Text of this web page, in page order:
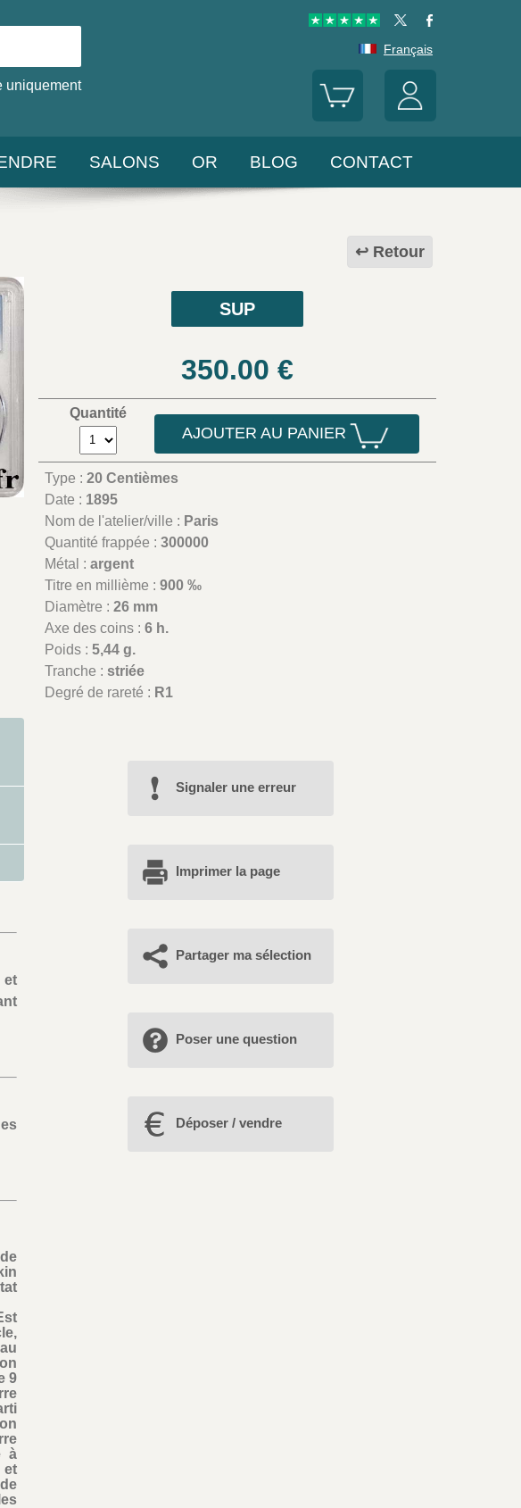
uniquement
Français
SALONS OR BLOG CONTACT
Retour
SUP
350.00 €
Quantité
AJOUTER AU PANIER
Type :20 Centièmes
Date : 1895
Nom de l'atelier/ville : Paris
Quantité frappée :300000
Métal :argent
Titre en millième :900 ‰
Diamètre :26 mm
Axe des coins :6 h.
Poids :5,44 g.
Tranche :striée
Degré de rareté : R1
et
9
à
Signaler une erreur
Imprimer la page
Partager ma sélection
Poser une question
Déposer / vendre